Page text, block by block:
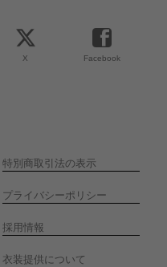
X Facebook
特別商取引法の表示
プライバシーポリシー
採用情報
衣装提供について